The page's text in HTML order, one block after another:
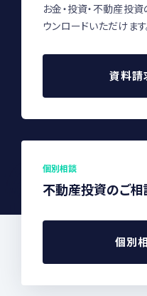
お金・投資・不動産投
ウンロードいただけます
資料請
個別相談
不動産投資のご相
個別